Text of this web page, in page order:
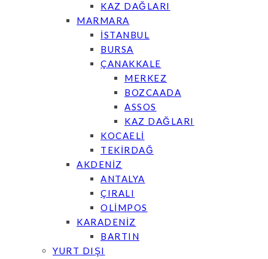
KAZ DAĞLARI
MARMARA
İSTANBUL
BURSA
ÇANAKKALE
MERKEZ
BOZCAADA
ASSOS
KAZ DAĞLARI
KOCAELİ
TEKİRDAĞ
AKDENİZ
ANTALYA
ÇIRALI
OLİMPOS
KARADENİZ
BARTIN
YURT DIŞI